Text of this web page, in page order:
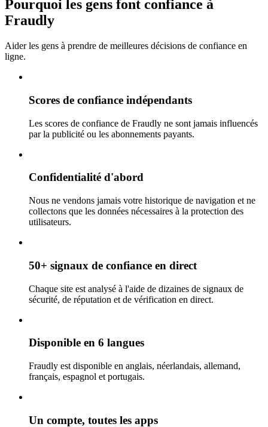
Pourquoi les gens font confiance à
Fraudly
Aider les gens à prendre de meilleures décisions de confiance en
ligne.
Scores de confiance indépendants
Les scores de confiance de Fraudly ne sont jamais influencés
par la publicité ou les abonnements payants.
Confidentialité d'abord
Nous ne vendons jamais votre historique de navigation et ne
collectons que les données nécessaires à la protection des
utilisateurs.
50+ signaux de confiance en direct
Chaque site est analysé à l'aide de dizaines de signaux de
sécurité, de réputation et de vérification en direct.
Disponible en 6 langues
Fraudly est disponible en anglais, néerlandais, allemand,
français, espagnol et portugais.
Un compte, toutes les apps